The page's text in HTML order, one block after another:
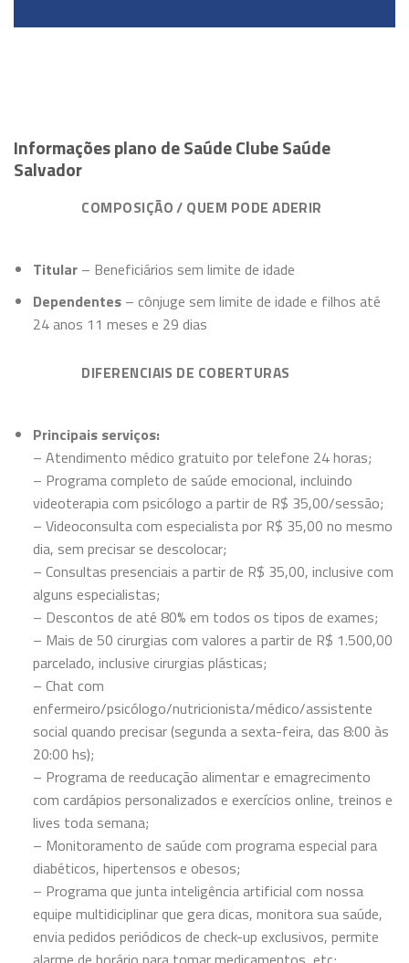
Informações plano de Saúde Clube Saúde
Salvador
COMPOSIÇÃO / QUEM PODE ADERIR
Titular– Beneficiários sem limite de idade
Dependentes– cônjuge sem limite de idade e filhos até
24 anos 11 meses e 29 dias
DIFERENCIAIS DE COBERTURAS
Principais serviços:
– Atendimento médico gratuito por telefone 24 horas;
– Programa completo de saúde emocional, incluindo
videoterapia com psicólogo a partir de R$ 35,00/sessão;
– Videoconsulta com especialista por R$ 35,00 no mesmo
dia, sem precisar se descolocar;
– Consultas presenciais a partir de R$ 35,00, inclusive com
alguns especialistas;
– Descontos de até 80% em todos os tipos de exames;
– Mais de 50 cirurgias com valores a partir de R$ 1.500,00
parcelado, inclusive cirurgias plásticas;
– Chat com
enfermeiro/psicólogo/nutricionista/médico/assistente
social quando precisar (segunda a sexta-feira, das 8:00 às
20:00 hs);
– Programa de reeducação alimentar e emagrecimento
com cardápios personalizados e exercícios online, treinos e
lives toda semana;
– Monitoramento de saúde com programa especial para
diabéticos, hipertensos e obesos;
– Programa que junta inteligência artificial com nossa
equipe multidiciplinar que gera dicas, monitora sua saúde,
envia pedidos periódicos de check-up exclusivos, permite